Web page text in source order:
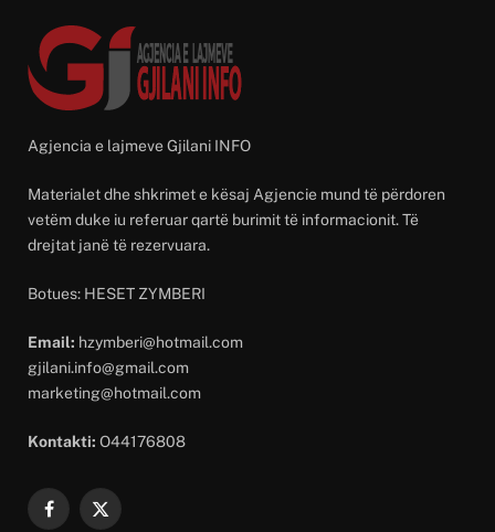
Agjencia e lajmeve Gjilani INFO
Materialet dhe shkrimet e kësaj Agjencie mund të përdoren
vetëm duke iu referuar qartë burimit të informacionit. Të
drejtat janë të rezervuara.
Botues: HESET ZYMBERI
Email: hzymberi@hotmail.com
gjilani.info@gmail.com
marketing@hotmail.com
Kontakti: O44176808
Facebook
X